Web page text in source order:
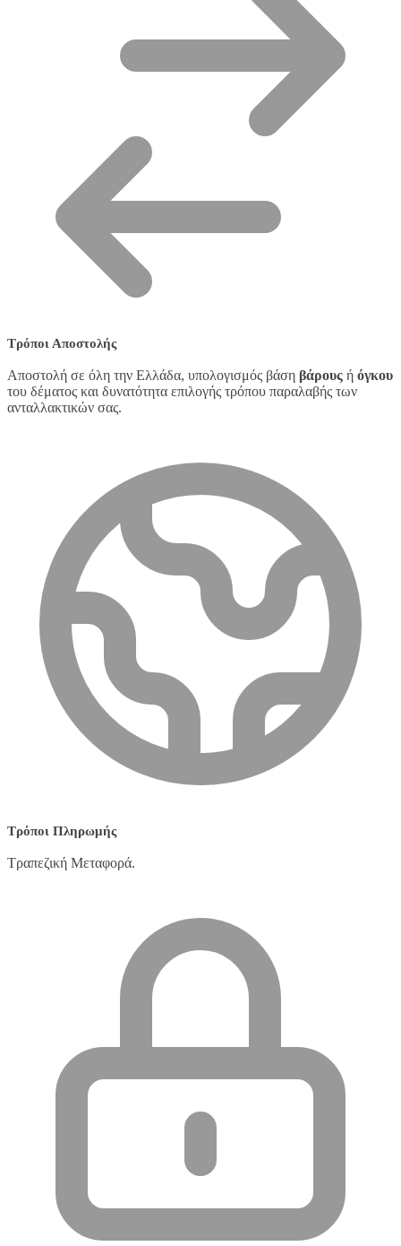
Τρόποι Αποστολής
Αποστολή σε όλη την Ελλάδα, υπολογισμός βάση βάρους ή όγκου
του δέματος και δυνατότητα επιλογής τρόπου παραλαβής των
ανταλλακτικών σας.
Τρόποι Πληρωμής
Τραπεζική Μεταφορά.